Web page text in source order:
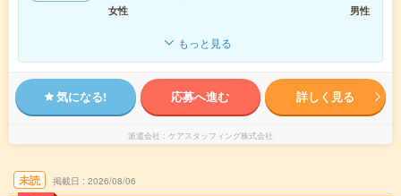
女性
男性
もっと見る
気になる! 応募へ進む 詳しく見る
派遣会社 ケアスタッフィング株式会社
未読 掲載日 2026/08/06